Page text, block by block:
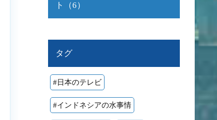
ト（6）
タグ
#日本のテレビ
#インドネシアの水事情